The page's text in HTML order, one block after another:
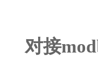
对接